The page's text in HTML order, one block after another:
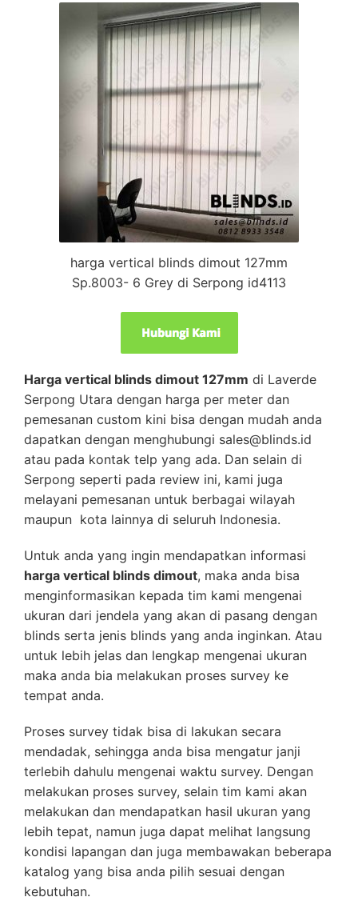
harga vertical blinds dimout 127mm
Sp.8003- 6 Grey di Serpong id4113
Harga vertical blinds dimout 127mm di Laverde
Serpong Utara dengan harga per meter dan
pemesanan custom kini bisa dengan mudah anda
dapatkan dengan menghubungi sales@blinds.id
atau pada kontak telp yang ada. Dan selain di
Serpong seperti pada review ini, kami juga
melayani pemesanan untuk berbagai wilayah
maupun kota lainnya di seluruh Indonesia.
Untuk anda yang ingin mendapatkan informasi
harga vertical blinds dimout, maka anda bisa
menginformasikan kepada tim kami mengenai
ukuran dari jendela yang akan di pasang dengan
blinds serta jenis blinds yang anda inginkan. Atau
untuk lebih jelas dan lengkap mengenai ukuran
maka anda bia melakukan proses survey ke
tempat anda.
Proses survey tidak bisa di lakukan secara
mendadak, sehingga anda bisa mengatur janji
terlebih dahulu mengenai waktu survey. Dengan
melakukan proses survey, selain tim kami akan
melakukan dan mendapatkan hasil ukuran yang
lebih tepat, namun juga dapat melihat langsung
kondisi lapangan dan juga membawakan beberapa
katalog yang bisa anda pilih sesuai dengan
kebutuhan.